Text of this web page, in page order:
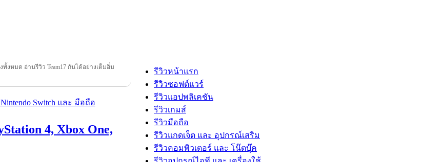
ทั้งหมด อ่านรีวิว Team17 กันได้อย่างเต็มอิ่ม
4, Xbox One,
รีวิวหน้าแรก
รีวิวซอฟต์แวร์
รีวิวแอปพลิเคชัน
รีวิวเกมส์
รีวิวมือถือ
รีวิวแกดเจ็ต และ อุปกรณ์เสริม
รีวิวคอมพิวเตอร์ และ โน๊ตบุ๊ค